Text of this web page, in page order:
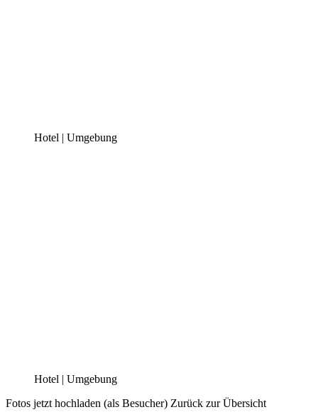
Hotel | Umgebung
Hotel | Umgebung
Fotos jetzt hochladen (als Besucher) Zurück zur Übersicht